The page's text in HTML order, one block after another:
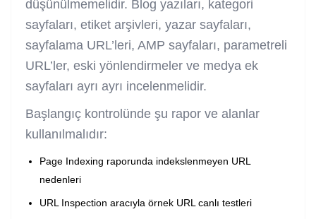
düşünülmemelidir. Blog yazıları, kategori
sayfaları, etiket arşivleri, yazar sayfaları,
sayfalama URL’leri, AMP sayfaları, parametreli
URL’ler, eski yönlendirmeler ve medya ek
sayfaları ayrı ayrı incelenmelidir.
Başlangıç kontrolünde şu rapor ve alanlar
kullanılmalıdır:
Page Indexing raporunda indekslenmeyen URL
nedenleri
URL Inspection aracıyla örnek URL canlı testleri